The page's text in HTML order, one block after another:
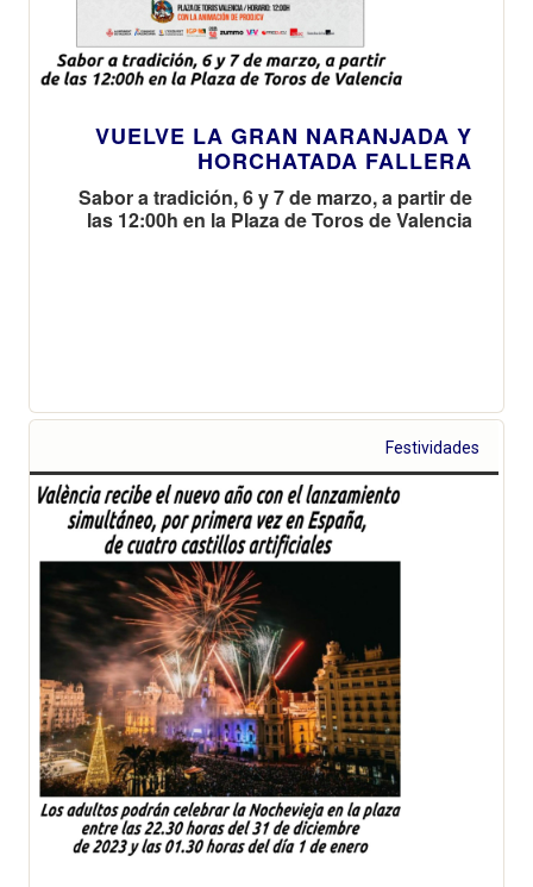
VUELVE LA GRAN NARANJADA Y
HORCHATADA FALLERA
Sabor a tradición, 6 y 7 de marzo, a partir de
las 12:00h en la Plaza de Toros de Valencia
Festividades